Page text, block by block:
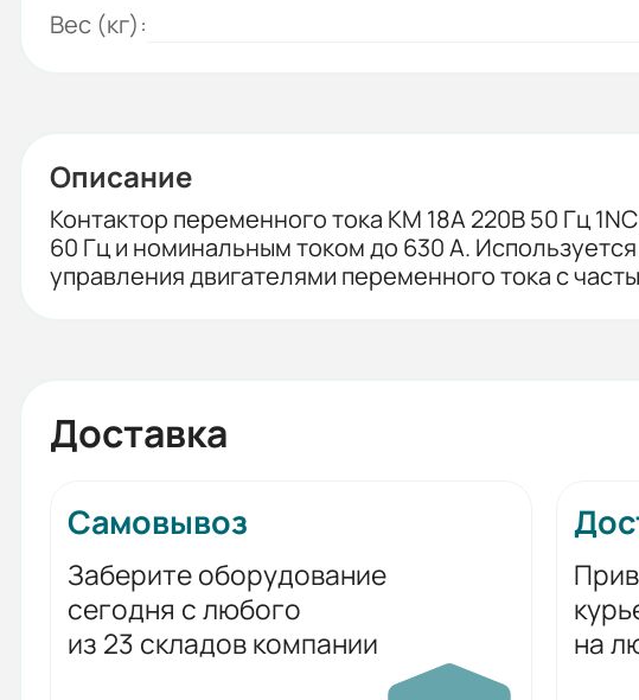
Вес (кг):
Описание
Контактор переменного тока КМ 18А 220В 50 Гц
60 Гц и номинальным током до 630 A.
управления двигателями переменного тока с
Доставка
Самовывоз
Заберите оборудование
сегодня с любого
из 23 складов компании
на